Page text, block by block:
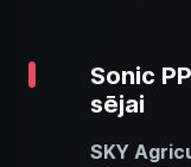
Sonic
sējai
SKY